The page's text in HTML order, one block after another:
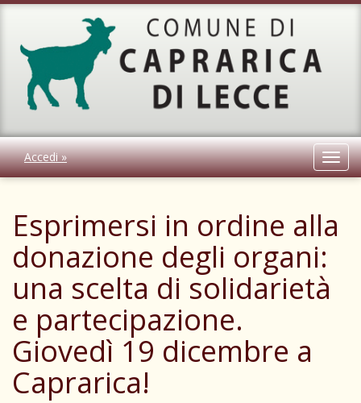
Accedi »
Esprimersi in ordine alla
donazione degli organi:
una scelta di solidarietà
e partecipazione.
Giovedì 19 dicembre a
Caprarica!